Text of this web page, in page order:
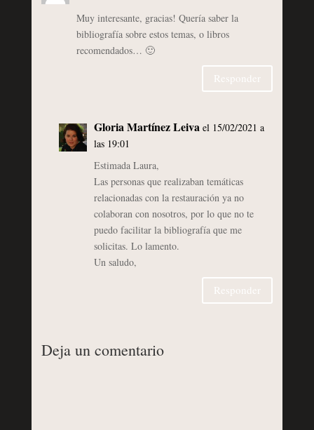
Muy interesante, gracias! Quería saber la
bibliografía sobre estos temas, o libros
recomendados… 🙂
Responder
Gloria Martínez Leiva el 15/02/2021 a
las 19:01
Estimada Laura,
Las personas que realizaban temáticas
relacionadas con la restauración ya no
colaboran con nosotros, por lo que no te
puedo facilitar la bibliografía que me
solicitas. Lo lamento.
Un saludo,
Responder
Deja un comentario